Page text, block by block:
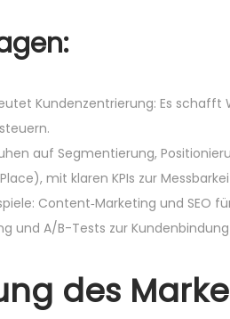
Kundenzentrierung: Es
auf Segmentierung,
mit klaren KPIs zur
Content‑Marketing und SEO
und A/B-Tests zur
des